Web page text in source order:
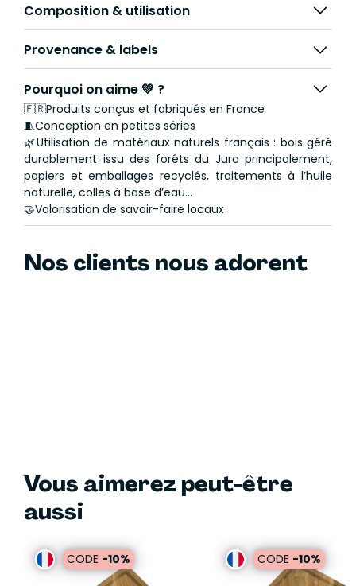
Composition & utilisation
Provenance & labels
Pourquoi on aime 💚 ?
🇫🇷Produits conçus et fabriqués en France
🧵Conception en petites séries
🌿Utilisation de matériaux naturels français : bois géré
durablement issu des forêts du Jura principalement,
papiers et emballages recyclés, traitements à l’huile
naturelle, colles à base d’eau...
🤝Valorisation de savoir-faire locaux
Nos clients nous adorent
Vous aimerez peut-être
aussi
CODE -10% CODE -10%